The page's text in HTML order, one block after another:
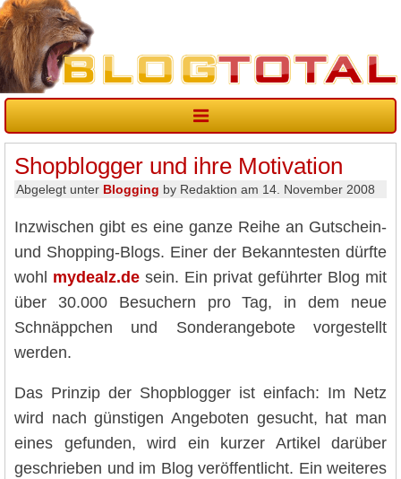
Shopblogger und ihre Motivation
Abgelegt unter Blogging by Redaktion am 14. November 2008
Inzwischen gibt es eine ganze Reihe an Gutschein-
und Shopping-Blogs. Einer der Bekanntesten dürfte
wohl mydealz.de sein. Ein privat geführter Blog mit
über 30.000 Besuchern pro Tag, in dem neue
Schnäppchen und Sonderangebote vorgestellt
werden.
Das Prinzip der Shopblogger ist einfach: Im Netz
wird nach günstigen Angeboten gesucht, hat man
eines gefunden, wird ein kurzer Artikel darüber
geschrieben und im Blog veröffentlicht. Ein weiteres